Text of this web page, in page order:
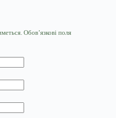
Обов’язкові поля